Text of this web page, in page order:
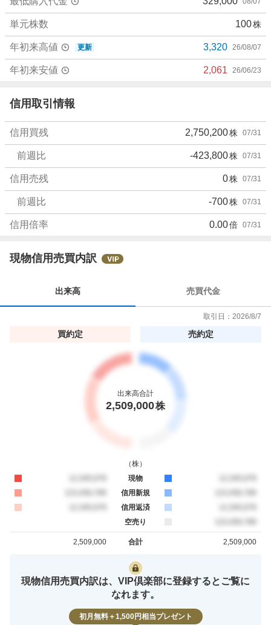
5
3
%
、
売
り
た
い
0
%
、
強
く
売
り
た
い
5
2
単元株数 100株
年初来高値 更新 3,320 26/08/07
年初来安値 2,061 26/06/23
信用取引情報
信用買残 2,750,200株 07/31
前週比 -423,800株 07/31
信用売残 0株 07/31
前週比 -700株 07/31
信用倍率 0.00倍 07/31
現物信用売買内訳
出来高 売買代金
取引日： 2026/8/7
買約定 売約定
出来高合計
2,509,000株
（株）
現物
信用新規
信用返済
空売り
合計
2,509,000 2,509,000
現物信用売買内訳は、VIP倶楽部に登録するとご覧に
なれます。
初月無料＋1,500円相当プレゼント